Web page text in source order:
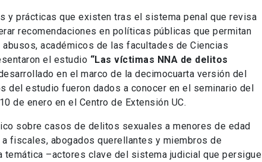
y prácticas que existen tras el sistema penal que revisa
recomendaciones en políticas públicas que permitan
académicos de las facultades de Ciencias
el estudio “Las víctimas NNA de delitos
en el marco de la decimocuarta versión del
del estudio fueron dados a conocer en el seminario del
de enero en el Centro de Extensión UC.
sobre casos de delitos sexuales a menores de edad
fiscales, abogados querellantes y miembros de
–actores clave del sistema judicial que persigue